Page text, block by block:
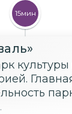
15мин
культуры